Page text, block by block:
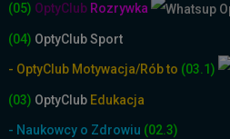
(05) OptyClub Rozrywka
(04) OptyClub Sport
- OptyClub Motywacja/Rób to (03.1)
(03) OptyClub Edukacja
- Naukowcy o Zdrowiu (02.3)